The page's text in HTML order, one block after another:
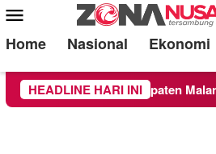
Mobile
Menu
Home Nasional Ekonomi
HEADLINE HARI INI
Kabupaten Malang, Kepala